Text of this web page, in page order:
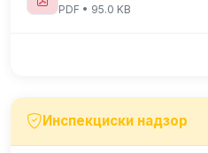
PDF • 95.0 KB
Инспекциски надзор